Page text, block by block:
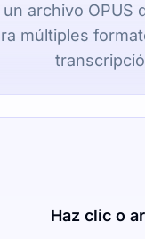
archivo OPUS
múltiples
Haz clic o